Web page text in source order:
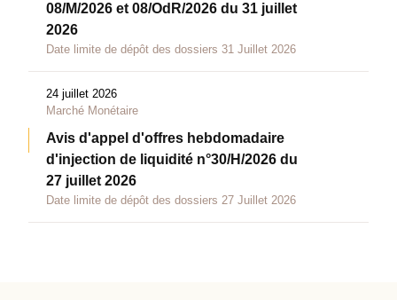
08/M/2026 et 08/OdR/2026 du 31 juillet
2026
Date limite de dépôt des dossiers 31 Juillet 2026
24 juillet 2026
Marché Monétaire
Avis d'appel d'offres hebdomadaire
d'injection de liquidité n°30/H/2026 du
27 juillet 2026
Date limite de dépôt des dossiers 27 Juillet 2026